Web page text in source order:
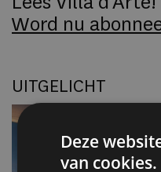
Word nu
UITGELICHT
Deze
van cookies.